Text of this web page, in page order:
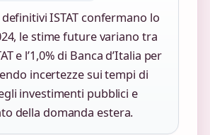
ISTAT confermano lo
le stime future variano tra
e l’1,0% di Banca d’Italia per
incertezze sui tempi di
investimenti pubblici e
della domanda estera.